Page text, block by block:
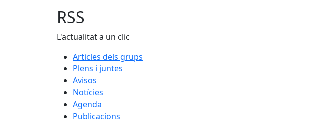
RSS
L'actualitat a un clic
Articles dels grups
Plens i juntes
Avisos
Notícies
Agenda
Publicacions